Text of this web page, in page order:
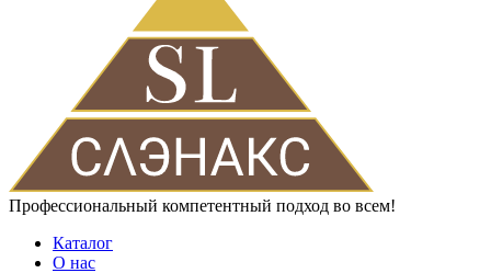
Профессиональный компетентный подход во всем!
Каталог
О нас